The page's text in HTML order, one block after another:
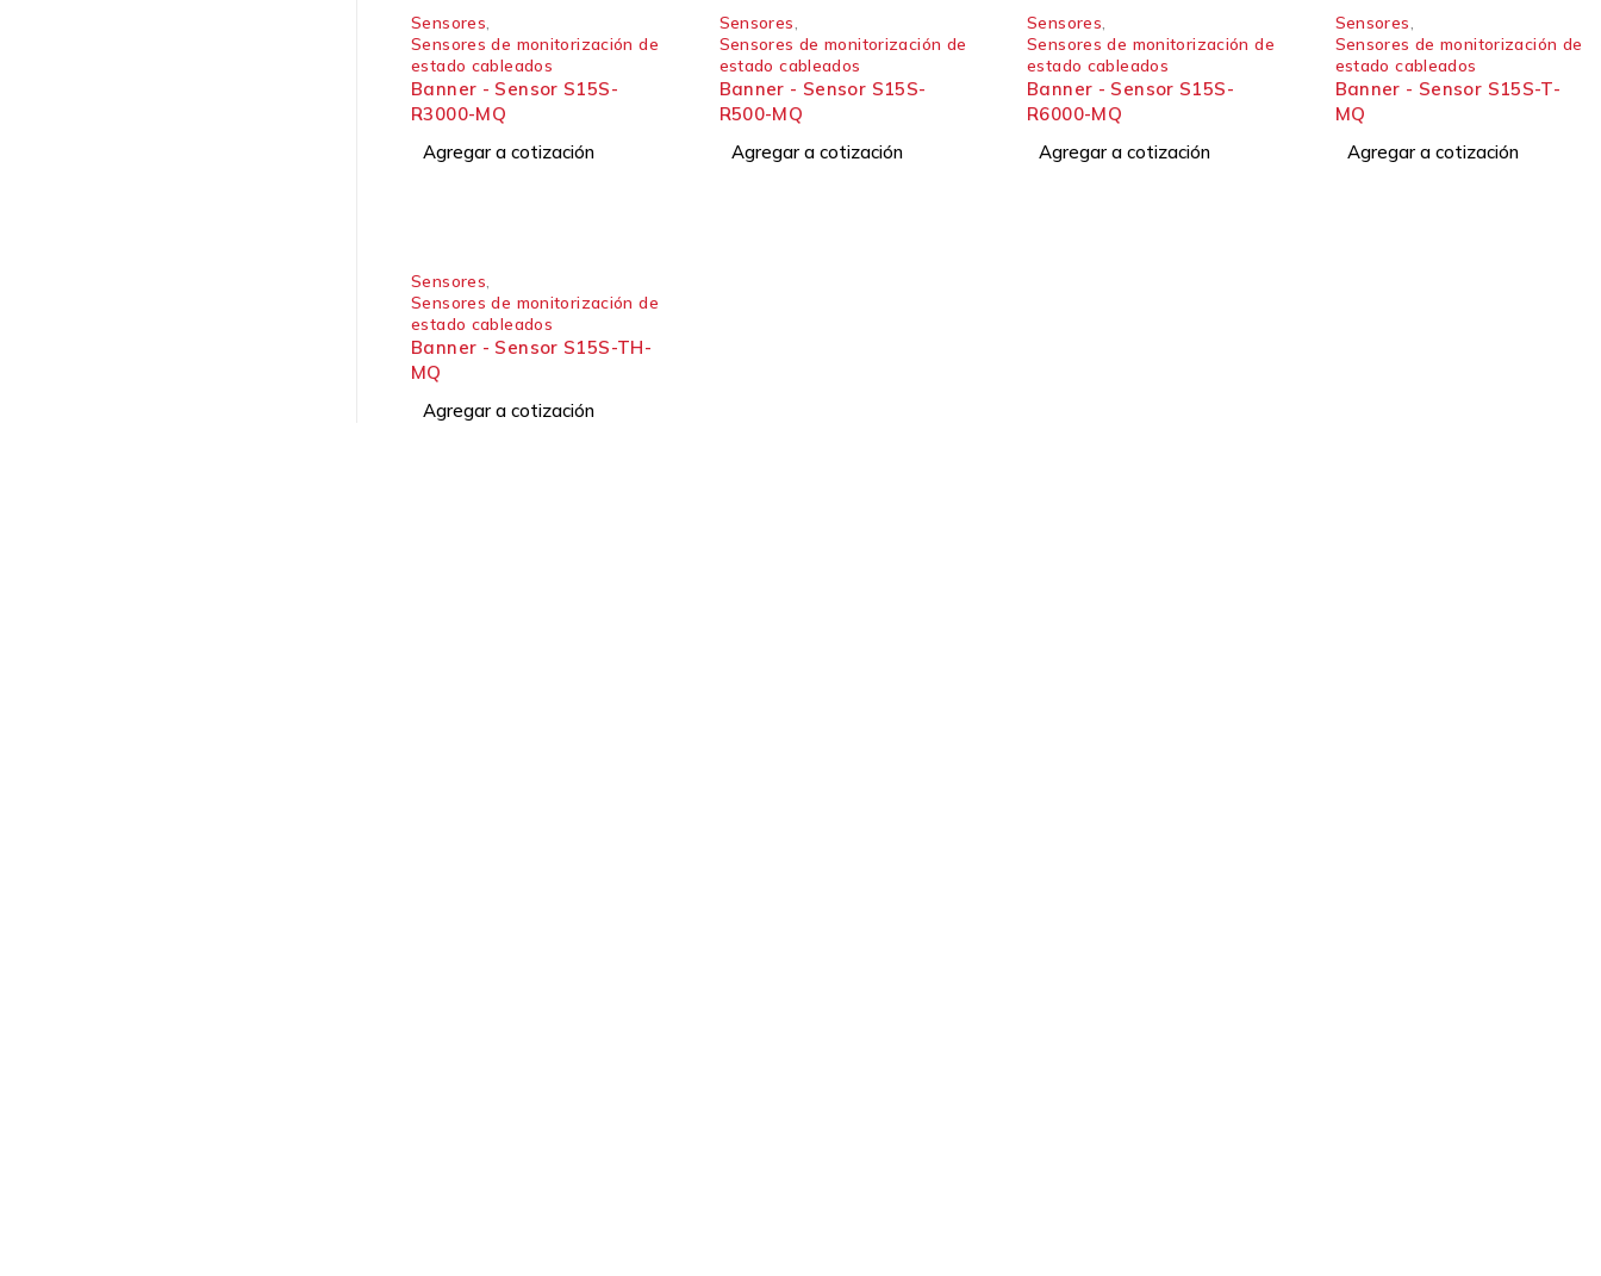
Sensores
Sensores de monitorización de
estado cableados
Banner - Sensor S15S-
R3000-MQ
Agregar a cotización
Sensores
Sensores de monitorización de
estado cableados
Banner - Sensor S15S-
R500-MQ
Agregar a cotización
Sensores
Sensores de monitorización de
estado cableados
Banner - Sensor S15S-
R6000-MQ
Agregar a cotización
Sensores
Sensores de monitorización de
estado cableados
Banner - Sensor S15S-T-
MQ
Agregar a cotización
Sensores
Sensores de monitorización de
estado cableados
Banner - Sensor S15S-TH-
MQ
Agregar a cotización